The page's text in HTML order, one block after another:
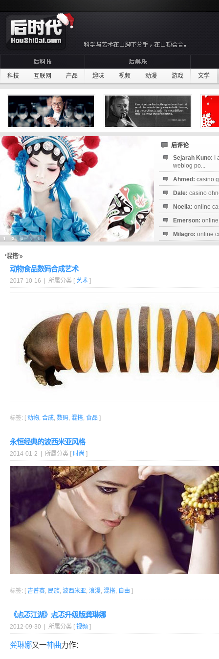
科技 互联网 产品 趣味 视频 动漫 游戏 文学
后评论
Sejarah Kuno:
weblog po...
Ahmed: casino
Dale: casino
Noelia: online
Emerson:
Milagro: online
‘混搭’»
动物食品数码合成艺术
2017-10-16 | 所属分类 [ 艺术 ]
标签: [ 动物, 合成, 数码, 混搭, 食品 ]
永恒经典的波西米亚风格
2014-01-2 | 所属分类 [ 时尚 ]
标签: [ 吉普赛, 民族, 波西米亚, 浪漫, 混搭, 自由 ]
《忐忑江湖》忐忑升级版龚琳娜
2012-09-30 | 所属分类 [ 视频 ]
龚琳娜又一神曲力作：